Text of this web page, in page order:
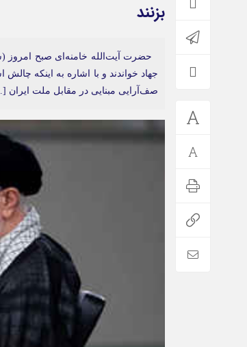
بین
بزنند
حضرت آیت‌الله خامنه‌ای صبح امروز
جهاد خواندند و با اشاره به اینکه
صف‌آرایی مبنایی در مقابل ملت ایران